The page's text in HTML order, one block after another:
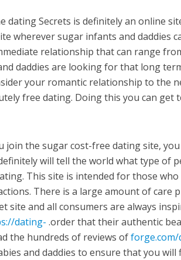
dating Secrets is definitely an online
wherever sugar infants and daddies
relationship that can range
daddies are looking for that long
your romantic relationship to the
free dating. Doing this you can get
join the sugar cost-free dating site,
will tell the world what type of
This site is intended for those
There is a large amount of care
site and all consumers are always
order that their authentic
dating-
the hundreds of reviews of
and daddies to ensure that you